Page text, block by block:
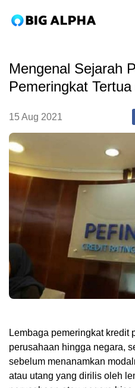
Mengenal Sejarah
Pemeringkat
15 Aug 2021
Lembaga pemeringkat kredit
perusahaan hingga negara,
sebelum menanamkan
atau utang yang dirilis oleh